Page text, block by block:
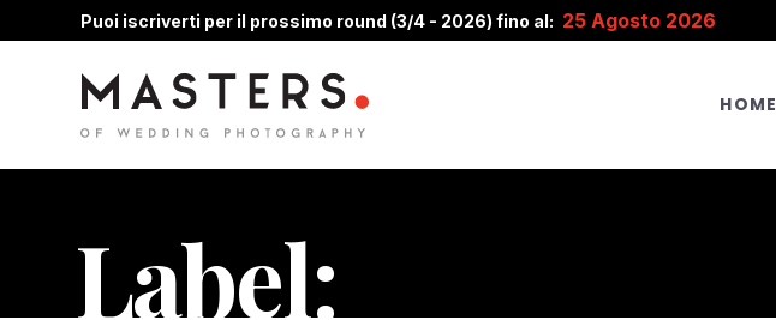
Puoi iscriverti per il prossimo round (3/4 - 2026) fino al: 25 Agosto 2026
HOME
Label: